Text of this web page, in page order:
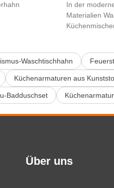
In der
Materialien
Waschtischhahn
Küchenarmaturen aus
Badduschset
Über uns